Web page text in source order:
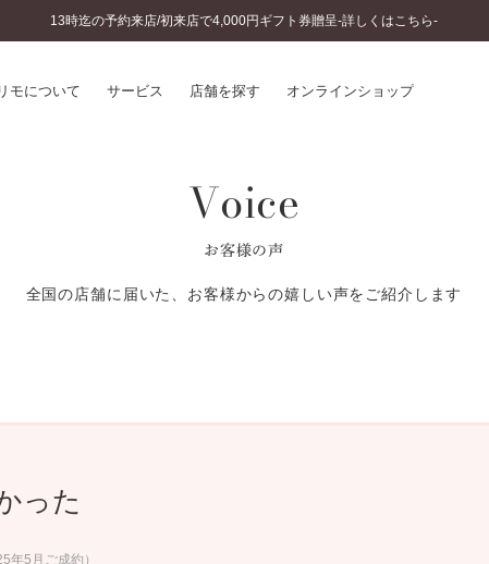
13時迄の予約来店/初来店で4,000円ギフト券贈呈-詳しくはこちら-
モについて サービス 店舗を探す オンラインショップ
のこだわり
スダイヤモンド&バースストー
婚約指輪とは
結婚指輪とは
セットリングとは
ショップブログ
Voice
お客様の声
全国の店舗に届いた、お客様からの嬉しい声をご紹介します
った
年5月ご成約）